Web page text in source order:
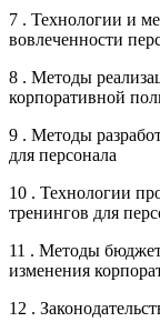
7 . Технологии и
вовлеченности
8 . Методы
корпоративной
9 . Методы
для персонала
10 . Технологии
тренингов для
11 . Методы
изменения
12 .